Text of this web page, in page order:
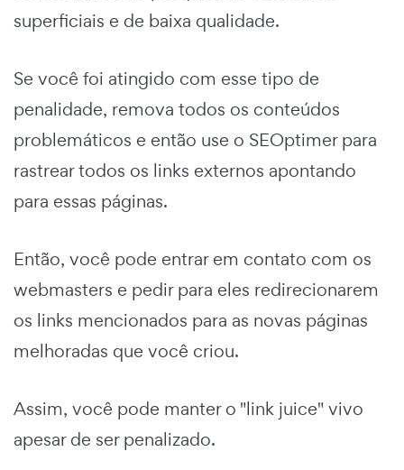
superficiais e de baixa qualidade.
Se você foi atingido com esse tipo de
penalidade, remova todos os conteúdos
problemáticos e então use o SEOptimer para
rastrear todos os links externos apontando
para essas páginas.
Então, você pode entrar em contato com os
webmasters e pedir para eles redirecionarem
os links mencionados para as novas páginas
melhoradas que você criou.
Assim, você pode manter o "link juice" vivo
apesar de ser penalizado.